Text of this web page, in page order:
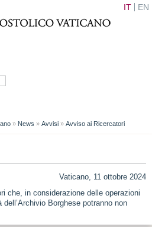
IT EN
» News » Avvisi » Avviso ai Ricercatori
Vaticano, 11 ottobre 2024
che, in considerazione delle operazioni
Borghese potranno non